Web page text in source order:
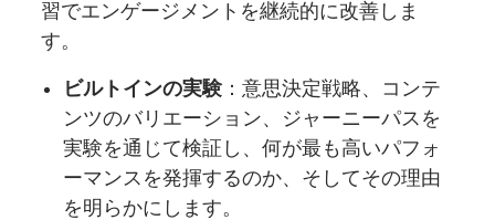
習でエンゲージメントを継続的に改善しま
す。
ビルトインの実験 ：意思決定戦略、コンテ
ンツのバリエーション、ジャーニーパスを
実験を通じて検証し、何が最も高いパフォ
ーマンスを発揮するのか、そしてその理由
を明らかにします。